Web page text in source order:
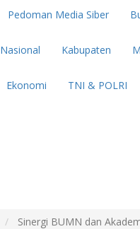
Pedoman Media Siber
Nasional Kabupaten
Ekonomi TNI & POLRI
Sinergi BUMN dan